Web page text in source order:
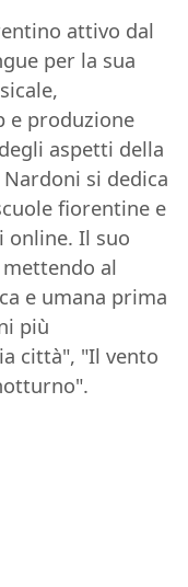
attivo dal
per la sua
e produzione
aspetti della
si dedica
fiorentine e
online. Il suo
al
e umana prima
più
città", "Il vento